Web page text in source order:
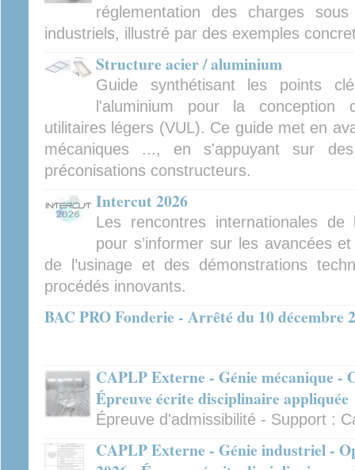
réglementation des charges
industriels, illustré par des exemples
Structure acier / aluminium
Guide synthétisant les points
l'aluminium pour la conception
utilitaires légers (VUL). Ce guide met en
mécaniques ..., en s'appuyant sur
préconisations constructeurs.
Intercut 2026
Les rencontres internationales
pour s’informer sur les avancées
de l’usinage et des démonstrations
procédés innovants.
BAC PRO Fonderie - Arrêté du 10 décembre
CAPLP Externe - Génie mécanique -
Épreuve écrite disciplinaire appliquée
Épreuve d'admissibilité - Support :
CAPLP Externe - Génie industriel -